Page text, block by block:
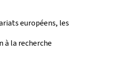
européens, les
à la recherche